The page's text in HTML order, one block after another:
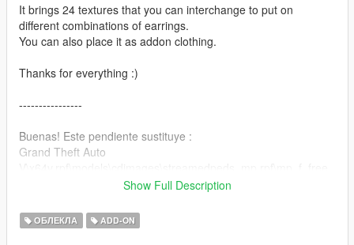
It brings 24 textures that you can interchange to put on
different combinations of earrings.
You can also place it as addon clothing.
Thanks for everything :)
----------------
Buenas! Este pendiente sustituye :
Grand Theft Auto
Trae 24 texturas que puedes intercambiar para ponerte
diferentes combinaciones de pendientes.
Show Full Description
ОБЛЕКЛА ADD-ON